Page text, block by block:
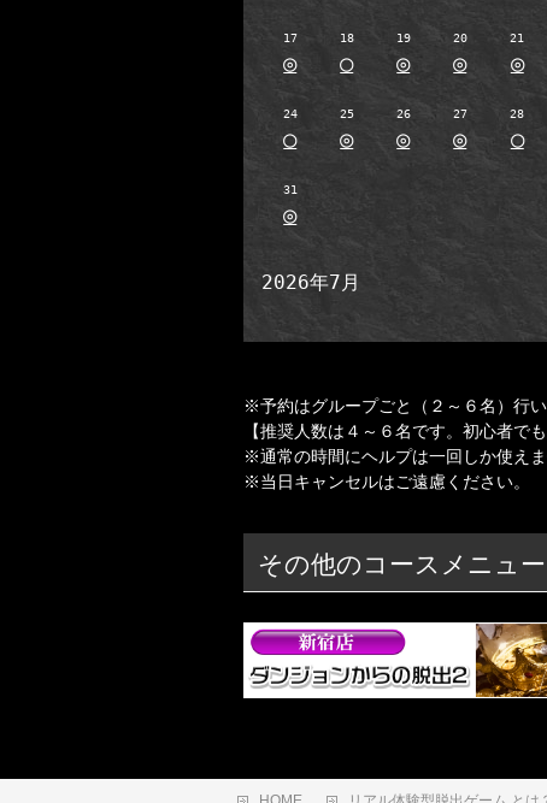
17
◎
18
○
19
◎
20
◎
21
◎
24
○
25
◎
26
◎
27
◎
28
○
31
◎
2026年7月
※予約はグループごと（２～６名）行
【推奨人数は４～６名です。初心者で
※通常の時間にヘルプは一回しか使え
※当日キャンセルはご遠慮ください。
その他のコースメニュー